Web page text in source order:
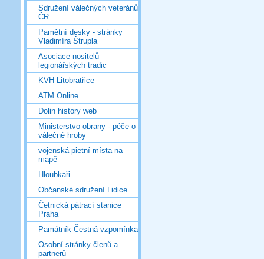
Sdružení válečných veteránů
ČR
Pamětní desky - stránky
Vladimíra Štrupla
Asociace nositelů
legionářských tradic
KVH Litobratřice
ATM Online
Dolin history web
Ministerstvo obrany - péče o
válečné hroby
vojenská pietní místa na
mapě
Hloubkaři
Občanské sdružení Lidice
Četnická pátrací stanice
Praha
Památník Čestná vzpomínka
Osobní stránky členů a
partnerů